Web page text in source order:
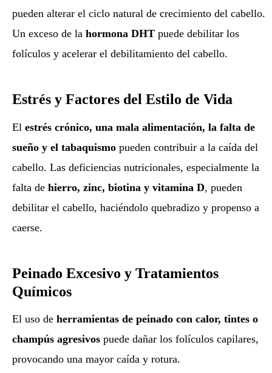
pueden alterar el ciclo natural de crecimiento del cabello.
Un exceso de la hormona DHT puede debilitar los
folículos y acelerar el debilitamiento del cabello.
Estrés y Factores del Estilo de Vida
El estrés crónico, una mala alimentación, la falta de
sueño y el tabaquismo pueden contribuir a la caída del
cabello. Las deficiencias nutricionales, especialmente la
falta de hierro, zinc, biotina y vitamina D, pueden
debilitar el cabello, haciéndolo quebradizo y propenso a
caerse.
Peinado Excesivo y Tratamientos
Químicos
El uso de herramientas de peinado con calor, tintes o
champús agresivos puede dañar los folículos capilares,
provocando una mayor caída y rotura.